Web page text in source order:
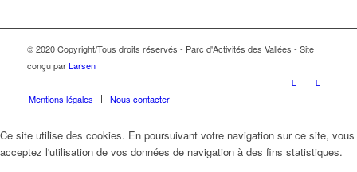
© 2020 Copyright/Tous droits réservés - Parc d'Activités des Vallées - Site
conçu parLarsen
Mentions légales Nous contacter
Ce site utilise des cookies. En poursuivant votre navigation sur ce site, vous
acceptez l'utilisation de vos données de navigation à des fins statistiques.